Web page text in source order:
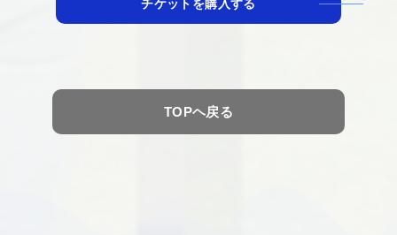
チケットを購入する
TOPヘ戻る